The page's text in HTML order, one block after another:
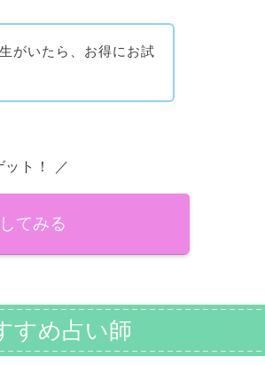
がいたら、お得にお試
ット！ ／
てみる
すめ占い師